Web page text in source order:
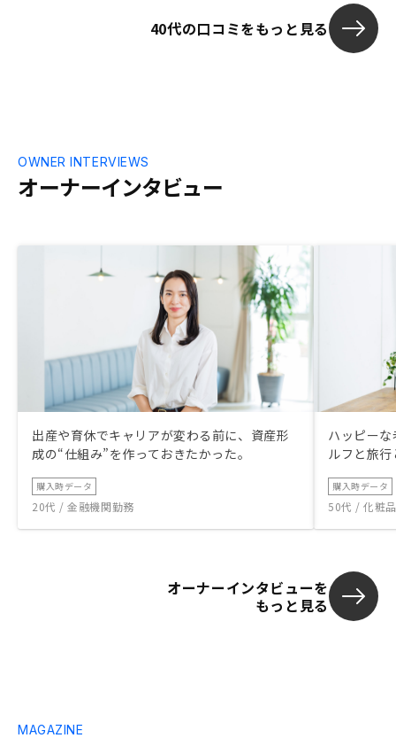
40代の口コミをもっと見る
オーナーインタビュー
OWNER INTERVIEWS
出産や育休でキャリアが変わる前に、資産形
成の“仕組み”を作っておきたかった。
購入時データ
20代 / 金融機関勤務
ハッピー
ルフと旅
購入時データ
50代 / 化粧
オーナーインタビューを
もっと見る
MAGAZINE